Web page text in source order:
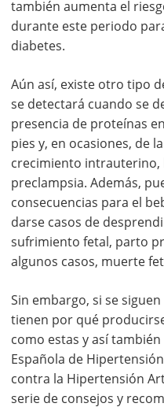
también aumenta el
durante este periodo
diabetes.
Aún así, existe otro tipo
se detectará cuando se
presencia de proteínas
pies y, en ocasiones, de
crecimiento intrauterino,
preclampsia. Además,
consecuencias para el
darse casos de
sufrimiento fetal, parto
algunos casos, muerte
Sin embargo, si se
tienen por qué
como estas y así
Española de
contra la Hipertensión
serie de consejos y